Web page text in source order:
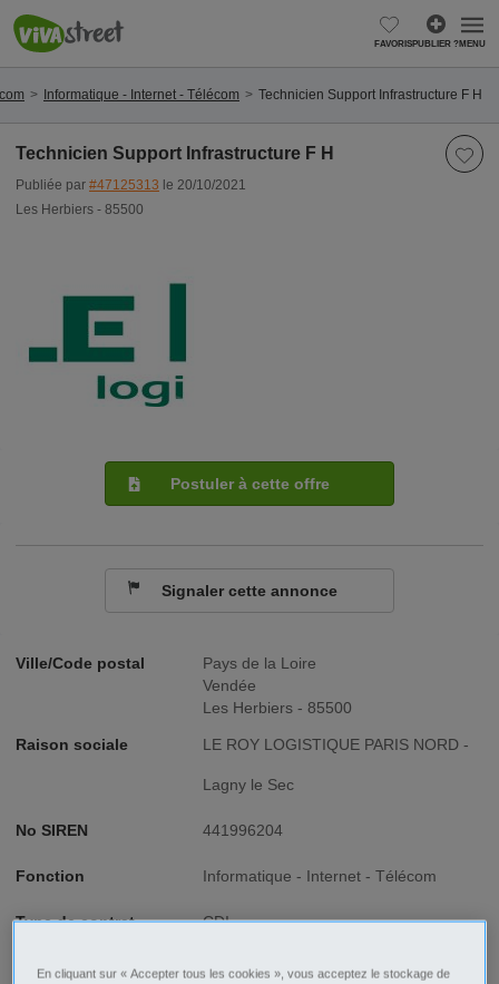
FAVORISPUBLIER ?MENU
Informatique - Internet - Télécom Technicien Support Infrastructure F H
Technicien Support Infrastructure F H
Publiée par #47125313 le 20/10/2021
Les Herbiers - 85500
Ville/Code postal
Pays de la Loire
Vendée
Les Herbiers - 85500
Raison sociale LE ROY LOGISTIQUE PARIS NORD -
Lagny le Sec
No SIREN 441996204
Fonction Informatique - Internet - Télécom
Type de contrat CDI
Type d'emploi Temps plein
Postuler à cette offre
Signaler cette annonce
En cliquant sur « Accepter tous les cookies », vous acceptez le stockage de